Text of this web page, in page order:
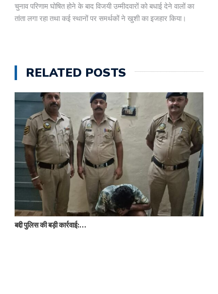
चुनाव परिणाम घोषित होने के बाद विजयी उम्मीदवारों को बधाई देने वालों का
तांता लगा रहा तथा कई स्थानों पर समर्थकों ने खुशी का इजहार किया।
RELATED POSTS
बद्दी पुलिस की बड़ी कार्रवाई:…